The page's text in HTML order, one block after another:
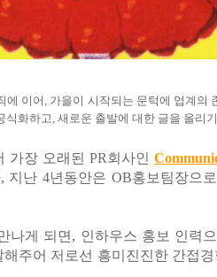
에 이어, 가을이 시작되는 문턱에 업계의
식화하고, 새로운 출발에 대한 글을 올리
가장 오래된 PR회사인
지난 4년동안은 OB홍보팀장으
나게 되면, 인하우스 홍보 인력
주어 저로선 흥미진진한 간접